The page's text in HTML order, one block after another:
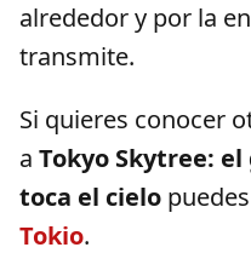
alrededor y por la
transmite.
Si quieres conocer
a Tokyo Skytree:
toca el cielo
Tokio.